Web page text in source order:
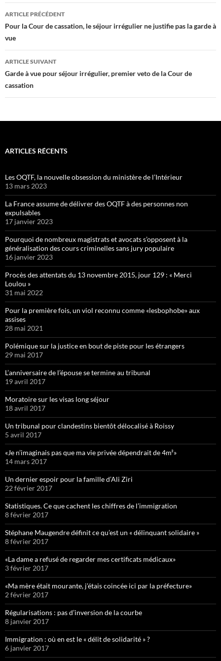
Navigation
des
articles
ARTICLE PRÉCÉDENT
Pour la Cour de cassation, le séjour irrégulier ne justifie pas la garde à
vue
ARTICLE SUIVANT
Garde à vue pour séjour irrégulier, premier veto de la Cour de
cassation
ARTICLES RÉCENTS
Les OQTF, la nouvelle obsession du ministère de l’Intérieur
13 mars 2023
La France assume de délivrer des OQTF à des personnes non
expulsables
17 janvier 2023
Pourquoi de nombreux magistrats et avocats s’opposent à la
généralisation des cours criminelles sans jury populaire
16 janvier 2023
Procès des attentats du 13 novembre 2015, jour 129 : « Merci
Loulou »
31 mai 2022
Pour la première fois, un viol reconnu comme «lesbophobe» aux
assises
28 mai 2021
Polémique sur la justice en bout de piste pour les étrangers
29 mai 2017
L’anniversaire de l’épouse se termine au tribunal
19 avril 2017
Moratoire sur les visas long séjour
18 avril 2017
Un tribunal pour clandestins bientôt délocalisé à Roissy
5 avril 2017
«Je n’imaginais pas que ma vie privée dépendrait de 4m²»
14 mars 2017
Un dernier espoir pour la famille d’Ali Ziri
22 février 2017
Statistiques. Ce que cachent les chiffres de l’immigration
8 février 2017
Stéphane Maugendre définit ce qu’est un « délinquant solidaire »
8 février 2017
«La dame a refusé de regarder mes certificats médicaux»
3 février 2017
«Ma mère était mourante, j’étais coincée ici par la préfecture»
2 février 2017
Régularisations : pas d’inversion de la courbe
8 janvier 2017
Immigration : où en est le « délit de solidarité » ?
6 janvier 2017